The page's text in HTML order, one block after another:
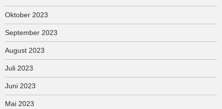
Oktober 2023
September 2023
August 2023
Juli 2023
Juni 2023
Mai 2023